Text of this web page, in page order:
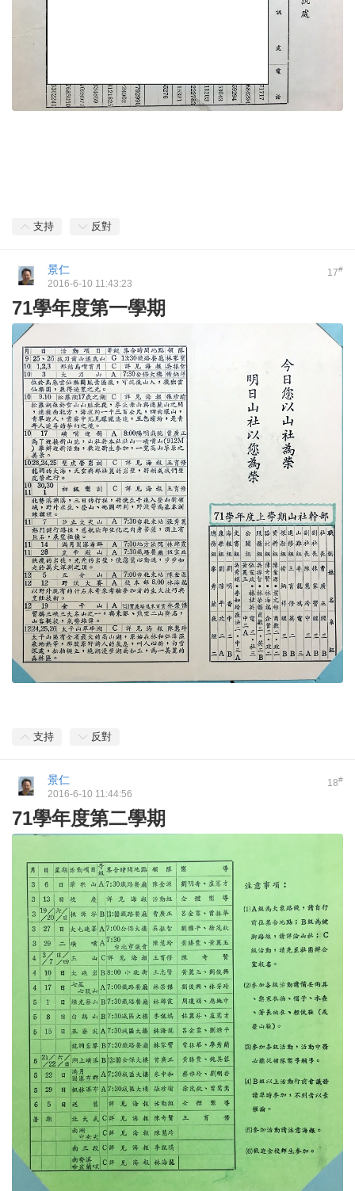
支持 反對
17#
景仁
2016-6-10 11:43:23
71學年度第一學期
支持 反對
18#
景仁
2016-6-10 11:44:56
71學年度第二學期